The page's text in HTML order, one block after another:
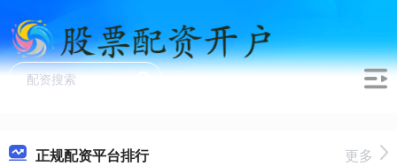
正规配资平台排行 更多